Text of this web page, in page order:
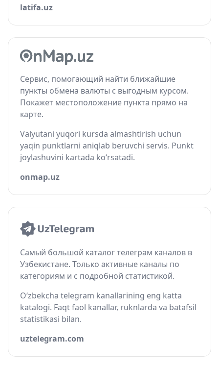
latifa.uz
Сервис, помогающий найти ближайшие
пункты обмена валюты с выгодным курсом.
Покажет местоположение пункта прямо на
карте.
Valyutani yuqori kursda almashtirish uchun
yaqin punktlarni aniqlab beruvchi servis. Punkt
joylashuvini kartada ko‘rsatadi.
onmap.uz
Самый большой каталог телеграм каналов в
Узбекистане. Только активные каналы по
категориям и с подробной статистикой.
O‘zbekcha telegram kanallarining eng katta
katalogi. Faqt faol kanallar, ruknlarda va batafsil
statistikasi bilan.
uztelegram.com